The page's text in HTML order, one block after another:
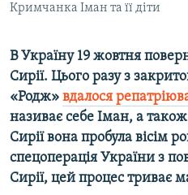
Усі сайти RFE/RL
Кримчанка Іман та її діти
В Україну 19 жовтня
Сирії. Цього разу з
«Родж» вдалося
називає себе Іман, а також
Сирії вона пробула вісім
спецоперація України з
Сирії, цей процес триває